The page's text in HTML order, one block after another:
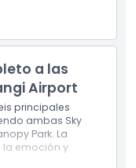
a las
Airport
principales
ambas Sky
Park. La
la emoción y